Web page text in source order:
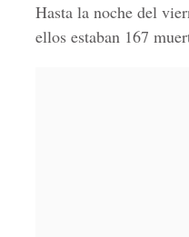
Hasta la noche del
ellos estaban 167